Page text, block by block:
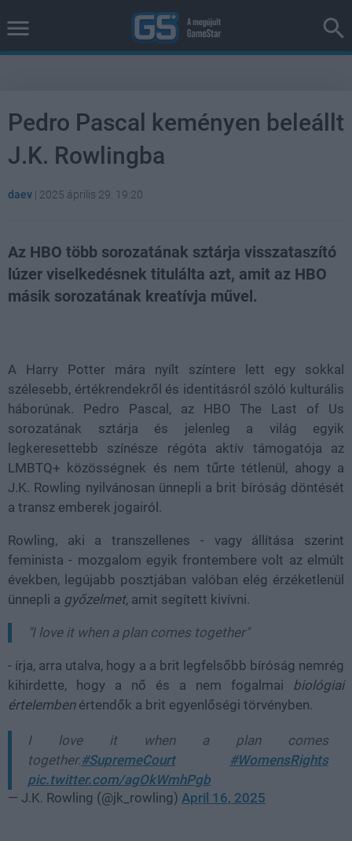
Pedro Pascal keményen beleállt
J.K. Rowlingba
daev | 2025 április 29. 19:20
Az HBO több sorozatának sztárja visszataszító
lúzer viselkedésnek titulálta azt, amit az HBO
másik sorozatának kreatívja művel.
A Harry Potter mára nyílt színtere lett egy sokkal
szélesebb, értékrendekről és identitásról szóló kulturális
háborúnak. Pedro Pascal, az HBO The Last of Us
sorozatának sztárja és jelenleg a világ egyik
legkeresettebb színésze régóta aktív támogatója az
LMBTQ+ közösségnek és nem tűrte tétlenül, ahogy a
J.K. Rowling nyilvánosan ünnepli a brit bíróság döntését
a transz emberek jogairól.
Rowling, aki a transzellenes - vagy állítása szerint
feminista - mozgalom egyik frontembere volt az elmúlt
években, legújabb posztjában valóban elég érzéketlenül
ünnepli a győzelmet, amit segített kivívni.
"I love it when a plan comes together"
- írja, arra utalva, hogy a a brit legfelsőbb bíróság nemrég
kihirdette, hogy a nő és a nem fogalmai biológiai
értelembenértendők a brit egyenlőségi törvényben.
I love it when a plan comes
together.#SupremeCourt
#WomensRights
pic.twitter.com/agOkWmhPgb
— J.K. Rowling (@jk_rowling) April 16, 2025